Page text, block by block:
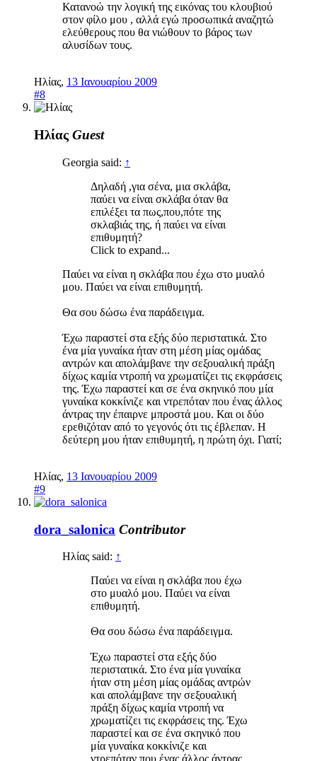
Κατανοώ την λογική της εικόνας του κλουβιού
στον φίλο μου , αλλά εγώ προσωπικά αναζητώ
ελεύθερους που θα νιώθουν το βάρος των
αλυσίδων τους.
Ηλίας, 13 Ιανουαρίου 2009
#8
Ηλίας Guest
Georgia said: ↑
Δηλαδή ,για σένα, μια σκλάβα,
παύει να είναι σκλάβα όταν θα
επιλέξει τα πως,που,πότε της
σκλαβιάς της, ή παύει να είναι
επιθυμητή?
Click to expand...
Παύει να είναι η σκλάβα που έχω στο μυαλό
μου. Παύει να είναι επιθυμητή.
Θα σου δώσω ένα παράδειγμα.
Έχω παραστεί στα εξής δύο περιστατικά. Στο
ένα μία γυναίκα ήταν στη μέση μίας ομάδας
αντρών και απολάμβανε την σεξουαλική πράξη
δίχως καμία ντροπή να χρωματίζει τις εκφράσεις
της. Έχω παραστεί και σε ένα σκηνικό που μία
γυναίκα κοκκίνιζε και ντρεπόταν που ένας άλλος
άντρας την έπαιρνε μπροστά μου. Και οι δύο
ερεθιζόταν από το γεγονός ότι τις έβλεπαν. Η
δεύτερη μου ήταν επιθυμητή, η πρώτη όχι. Γιατί;
Ηλίας, 13 Ιανουαρίου 2009
#9
dora_salonica Contributor
Ηλίας said: ↑
Παύει να είναι η σκλάβα που έχω
στο μυαλό μου. Παύει να είναι
επιθυμητή.
Θα σου δώσω ένα παράδειγμα.
Έχω παραστεί στα εξής δύο
περιστατικά. Στο ένα μία γυναίκα
ήταν στη μέση μίας ομάδας αντρών
και απολάμβανε την σεξουαλική
πράξη δίχως καμία ντροπή να
χρωματίζει τις εκφράσεις της. Έχω
παραστεί και σε ένα σκηνικό που
μία γυναίκα κοκκίνιζε και